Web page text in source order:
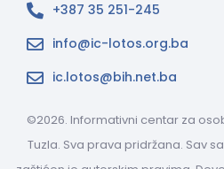
+387 35 251-245
info@ic-lotos.org.ba
ic.lotos@bih.net.ba
©2026. Informativni centar za
Tuzla. Sva prava pridržana. Sav